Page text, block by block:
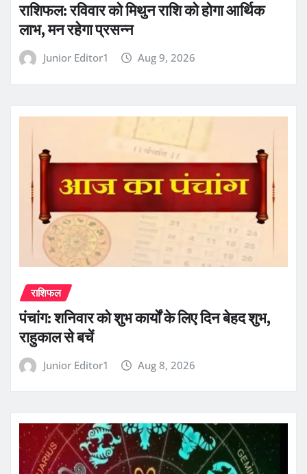
राशिफल: रविवार को मिथुन राशि को होगा आर्थिक
लाभ, मन रहेगा प्रसन्न
Junior Editor1 Aug 9, 2026
राशिफल
पंचांग: शनिवार को शुभ कार्यों के लिए दिन बेहद शुभ,
राहुकाल से बचें
Junior Editor1 Aug 8, 2026